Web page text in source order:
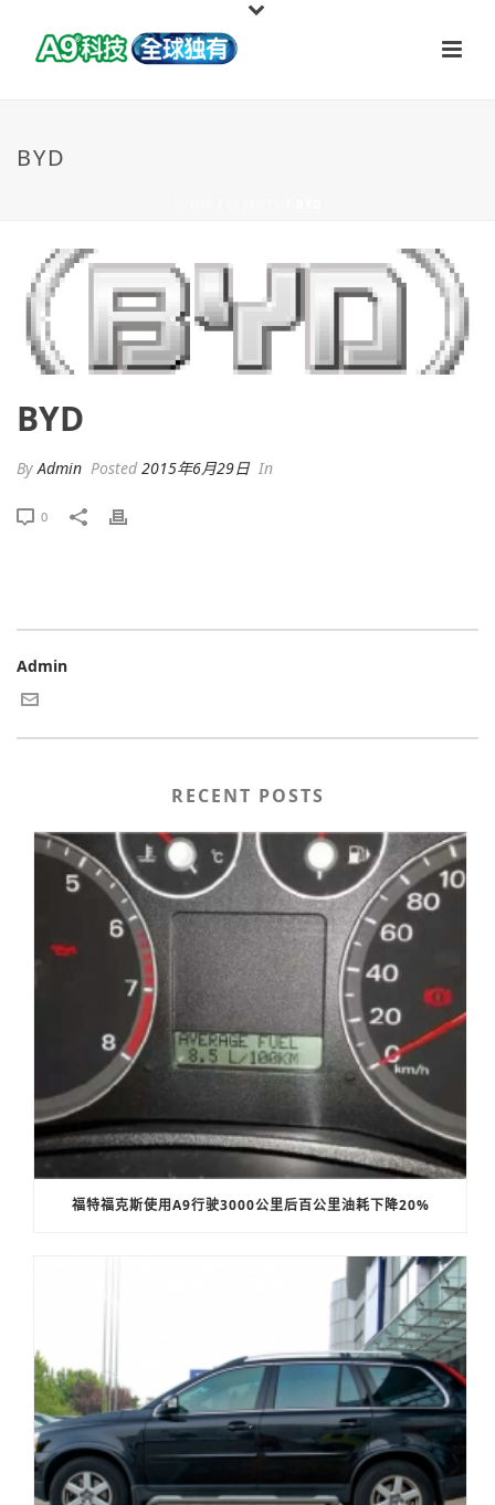
BYD
BYD
By Admin Posted2015年6月29日 In
0
Admin
RECENT POSTS
福特福克斯使用A9行驶3000公里后百公里油耗下降20%